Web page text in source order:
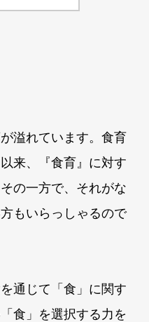
溢れています。食育
来、『食育』に対す
の一方で、それがな
もいらっしゃるので
通じて「食」に関す
食」を選択する力を